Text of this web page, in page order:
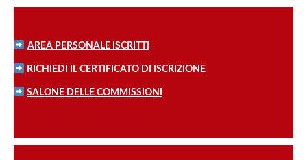
AREA PERSONALE ISCRITTI
RICHIEDI IL CERTIFICATO DI ISCRIZIONE
SALONE DELLE COMMISSIONI